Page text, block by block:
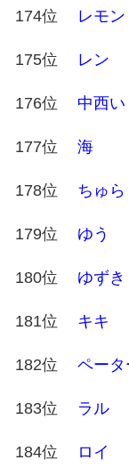
174位 レモン
175位 レン
176位 中西い
177位 海
178位 ちゅら
179位 ゆう
180位 ゆずき
181位 キキ
182位 ペータ
183位 ラル
184位 ロイ